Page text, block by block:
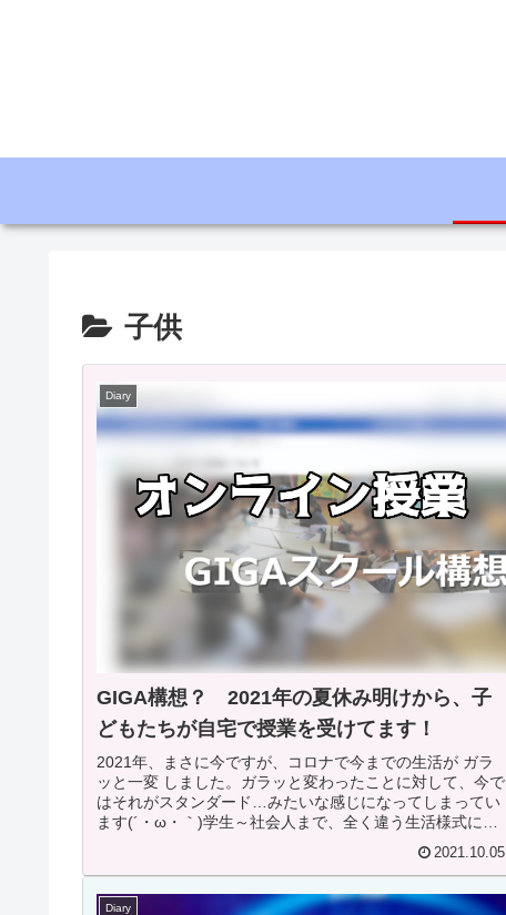
子供
Diary
GIGA構想？ 2021年の夏休み明けから、子
どもたちが自宅で授業を受けてます！
2021年、まさに今ですが、コロナで今までの生活が ガラ
ッと一変 しました。ガラッと変わったことに対して、今で
はそれがスタンダード…みたいな感じになってしまってい
ます(´・ω・｀)学生～社会人まで、全く違う生活様式にな
2021.10.05
Diary